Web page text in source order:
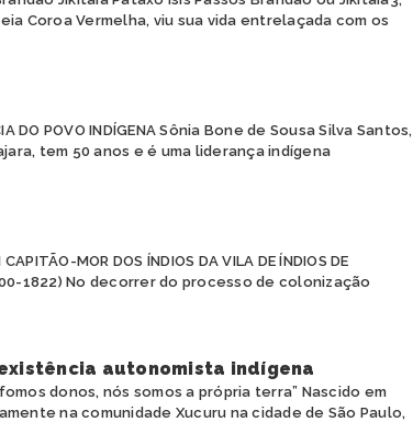
Coroa Vermelha, viu sua vida entrelaçada com os
DO POVO INDÍGENA Sônia Bone de Sousa Silva Santos,
tem 50 anos e é uma liderança indígena
MOR DOS ÍNDIOS DA VILA DE ÍNDIOS DE
1822) No decorrer do processo de colonização
autonomista indígena
donos, nós somos a própria terra” Nascido em
na comunidade Xucuru na cidade de São Paulo,